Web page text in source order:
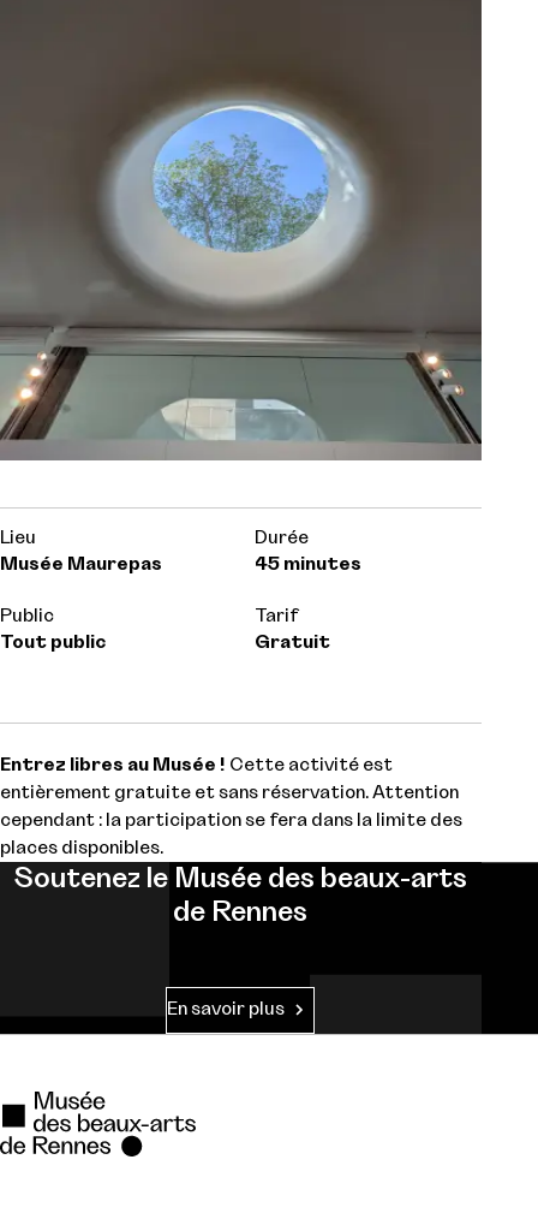
Lieu
Musée Maurepas
Durée
45 minutes
Public
Tout public
Tarif
Gratuit
Entrez libres au Musée ! Cette activité est
entièrement gratuite et sans réservation. Attention
cependant : la participation se fera dans la limite des
places disponibles.
Soutenez le Musée des beaux-arts
de Rennes
En savoir plus